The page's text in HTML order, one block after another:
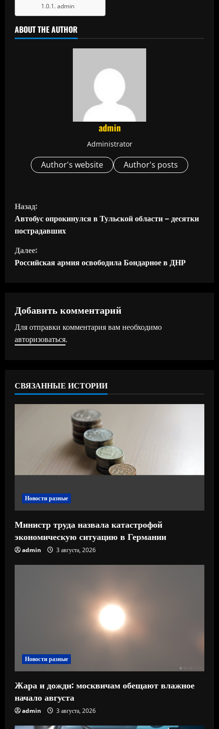
admin
ABOUT THE AUTHOR
admin
Administrator
Author's website Author's posts
П
р
о
д
л
ж
и
ь
ч
и
е
Назад:
Автобус опрокинулся в Тульской области – десятки
пострадавших
Далее:
Российская армия освободила Бондарное в ДНР
Добавить комментарий
Для отправки комментария вам необходимо
авторизоваться.
СВЯЗАННЫЕ ИСТОРИИ
Новости разные
Министр труда назвала катастрофой
экономическую ситуацию в Германии
admin 3 августа, 2026
Новости разные
Жара и дожди: москвичам обещают влажное
начало августа
admin 3 августа, 2026